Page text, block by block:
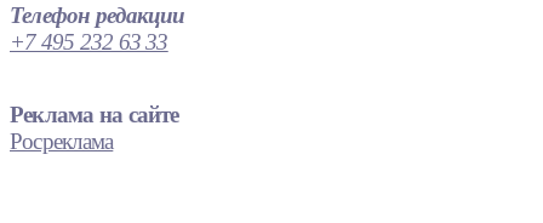
Телефон редакции
+7 495 232 63 33
Реклама на сайте
Росреклама